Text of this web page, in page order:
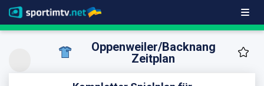
Oppenweiler/Backnang
Zeitplan